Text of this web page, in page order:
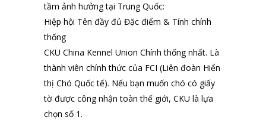
tầm ảnh hưởng tại Trung Quốc:
Hiệp hội Tên đầy đủ Đặc điểm & Tính chính
thống
CKU China Kennel Union Chính thống nhất. Là
thành viên chính thức của FCI (Liên đoàn Hiển
thị Chó Quốc tế). Nếu bạn muốn chó có giấy
tờ được công nhận toàn thế giới, CKU là lựa
chọn số 1.